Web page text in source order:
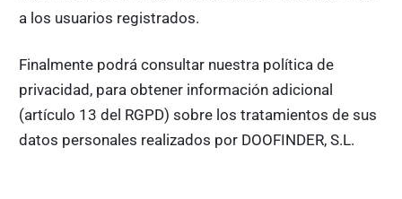
a los usuarios registrados.
Finalmente podrá consultar nuestra política de
privacidad, para obtener información adicional
(artículo 13 del RGPD) sobre los tratamientos de sus
datos personales realizados por DOOFINDER, S.L.